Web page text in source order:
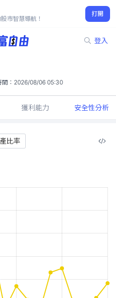
市智慧導航！
打開
登入
10%
： 2026/08/06 05:30
獲利能力 安全性分析
比率